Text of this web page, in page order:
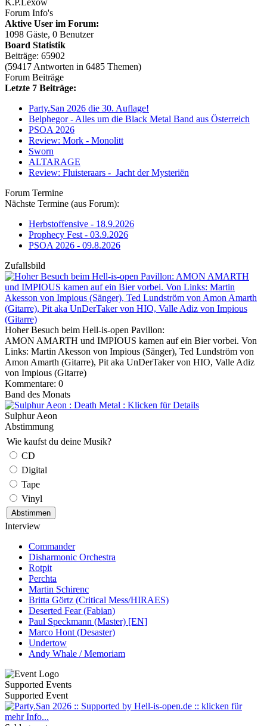
K.P.Lexow
Forum Info's
Aktive User im Forum:
1098 Gäste, 0 Benutzer
Board Statistik
Beiträge: 65902
(59417 Antworten in 6485 Themen)
Forum Beiträge
Letzte 7 Beiträge:
Party.San 2026 die 30. Auflage!
Belphegor - Alles um die Black Metal Band aus Österreich
PSOA 2026
Review: Mork - Monolitt
Sworn
ALTARAGE
Review: Fluisteraars - Jacht der Mysteriën
Forum Termine
Nächste Termine (aus Forum):
Herbstoffensive - 18.9.2026
Prophecy Fest - 03.9.2026
PSOA 2026 - 09.8.2026
Zufallsbild
Hoher Besuch beim Hell-is-open Pavillon:
AMON AMARTH und IMPIOUS kamen auf ein Bier vorbei. Von
Links: Martin Akesson von Impious (Sänger), Ted Lundström von
Amon Amarth (Gitarre), Pit aka UnDerTaker von HIO, Valle Adiz
von Impious (Gitarre)
Kommentare: 0
Band des Monats
Sulphur Aeon
Abstimmung
Wie kaufst du deine Musik?
CD
Digital
Tape
Vinyl
Interview
Commander
Disharmonic Orchestra
Rotpit
Perchta
Martin Schirenc
Britta Görtz (Critical Mess/HIRAES)
Deserted Fear (Fabian)
Paul Speckmann (Master) [EN]
Marco Hont (Desaster)
Undertow
Andy Whale / Memoriam
Supported Events
Supported Event